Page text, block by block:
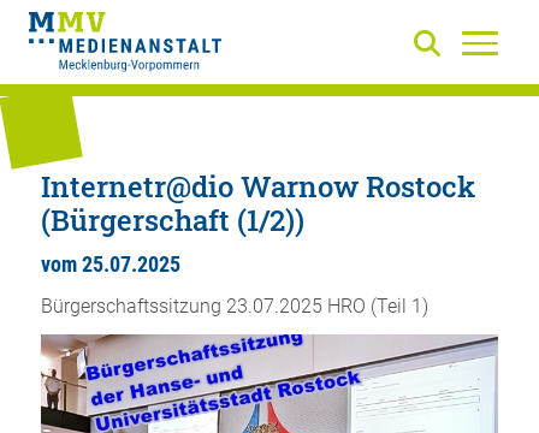
Internetr@dio Warnow Rostock
(Bürgerschaft (1/2))
vom 25.07.2025
Bürgerschaftssitzung 23.07.2025 HRO (Teil 1)